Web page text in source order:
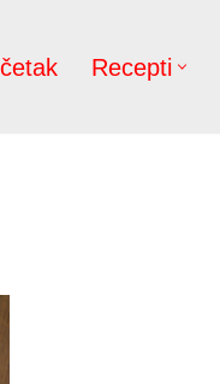
Recepti